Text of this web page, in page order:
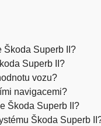
Škoda Superb II?
Superb II?
vozu?
navigacemi?
Škoda Superb II?
Škoda Superb